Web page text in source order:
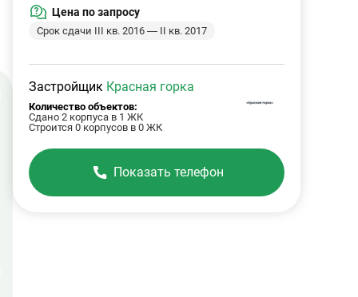
Цена по запросу
Срок сдачи III кв. 2016 — II кв. 2017
Застройщик Красная горка
Количество объектов:
Сдано 2 корпуса в 1 ЖК
Строится 0 корпусов в 0 ЖК
Показать телефон